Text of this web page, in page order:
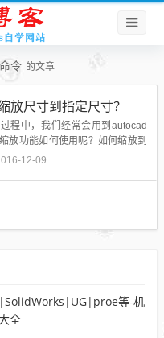
令 的文章
放尺寸到指定尺寸？
程中，我们经常会用到autocad
放功能如何使用呢？如何缩放到
下面给出我的见解和从网上搜集
12-09
等-机
全